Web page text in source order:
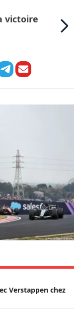
victoire
Verstappen chez